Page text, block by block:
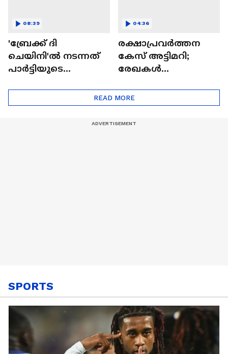
'ബ്രേക്ക് ദി
ചെയിനി'ൽ നടന്നത്
പാര്‍ട്ടിയുടെ
08:39
രക്ഷാപ്രവർത്തന
കേസ് അട്ടിമറി;
രേഖകൾ
അജിത് കുമാറിനും
ഉത്തരവാദിത്തമു
04:36
READ MORE
SPORTS